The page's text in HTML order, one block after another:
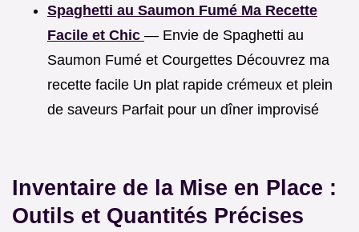
Spaghetti au Saumon Fumé Ma Recette
Facile et Chic — Envie de Spaghetti au
Saumon Fumé et Courgettes Découvrez ma
recette facile Un plat rapide crémeux et plein
de saveurs Parfait pour un dîner improvisé
Inventaire de la Mise en Place :
Outils et Quantités Précises